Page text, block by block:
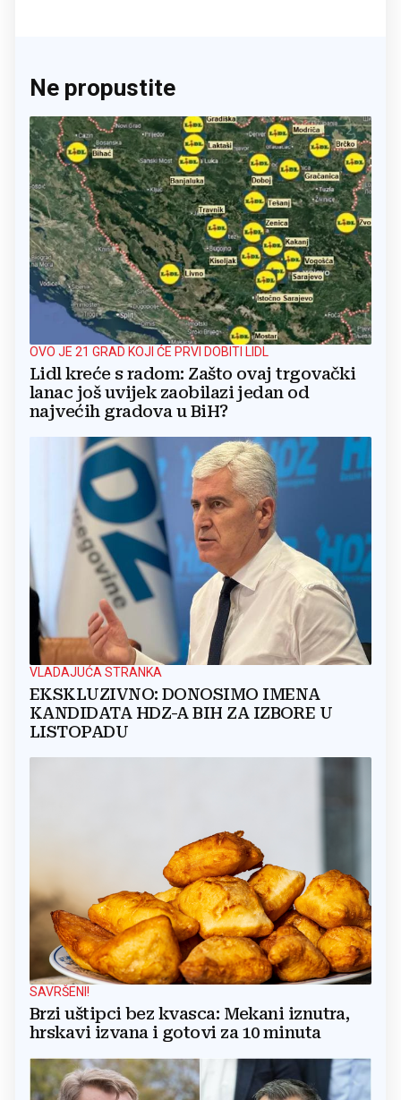
Ne propustite
OVO JE 21 GRAD KOJI ĆE PRVI DOBITI LIDL
Lidl kreće s radom: Zašto ovaj trgovački
lanac još uvijek zaobilazi jedan od
najvećih gradova u BiH?
VLADAJUĆA STRANKA
EKSKLUZIVNO: DONOSIMO IMENA
KANDIDATA HDZ-A BIH ZA IZBORE U
LISTOPADU
SAVRŠENI!
Brzi uštipci bez kvasca: Mekani iznutra,
hrskavi izvana i gotovi za 10 minuta